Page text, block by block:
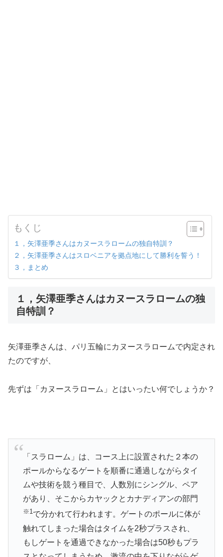
もくじ
１，矢澤亜季さんはカヌースラロームの独自特訓？
２，矢澤亜季さんはスロベニアを拠点地にして勝利を誓う！
３，まとめ
１，矢澤亜季さんはカヌースラロームの独
自特訓？
矢澤亜季さんは、パリ五輪にカヌースラロームで内定され
たのですが、
先ずは「カヌースラローム」とはいったい何でしょうか？
「スラローム」は、コース上に設置された２本の
ポールからなるゲートを順番に通過しながらタイ
ムや技術を競う種目で、人数別にシングル、ペア
があり、そこからカヤックとカナディアンの部門
※1で分かれて行われます。ゲートのポールに体が
触れてしまった場合はタイムを2秒プラスされ、
もしゲートを通過できなかった場合は50秒もプラ